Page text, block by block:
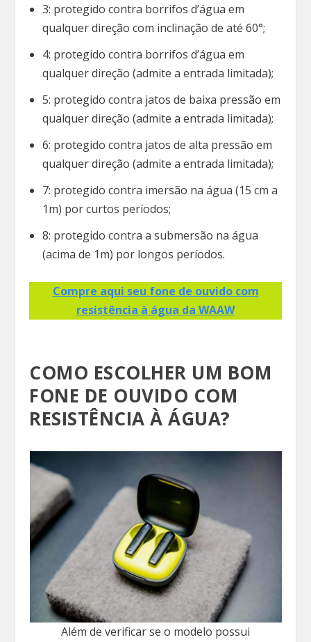
3: protegido contra borrifos d’água em
qualquer direção com inclinação de até 60°;
4: protegido contra borrifos d’água em
qualquer direção (admite a entrada limitada);
5: protegido contra jatos de baixa pressão em
qualquer direção (admite a entrada limitada);
6: protegido contra jatos de alta pressão em
qualquer direção (admite a entrada limitada);
7: protegido contra imersão na água (15 cm a
1m) por curtos períodos;
8: protegido contra a submersão na água
(acima de 1m) por longos períodos.
Compre aqui seu fone de ouvido com
resistência à água da WAAW
COMO ESCOLHER UM BOM
FONE DE OUVIDO COM
RESISTÊNCIA À ÁGUA?
Além de verificar se o modelo possui